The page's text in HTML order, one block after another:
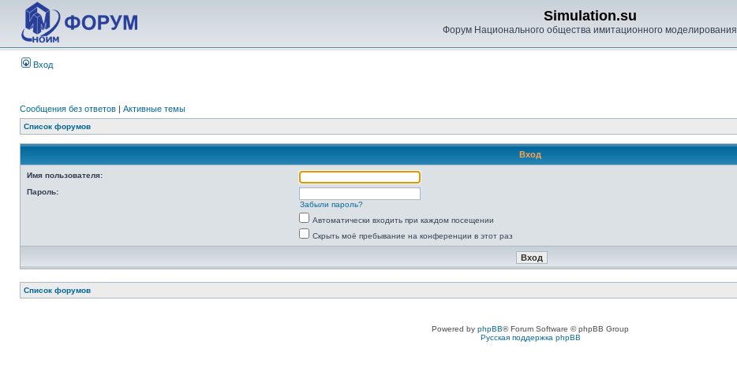
Simulation.su
Форум Национального общества имитационного моделирования
Вход
Сообщения без ответов | Активные темы
Список форумов
Вход
Имя пользователя:
Пароль:
Забыли пароль?
Автоматически входить при каждом посещении
Скрыть моё пребывание на конференции в этот раз
Список форумов
Powered by phpBB® Forum Software © phpBB Group
Русская поддержка phpBB